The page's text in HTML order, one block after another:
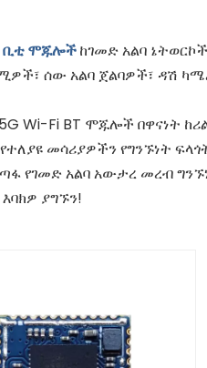
ቢቲ ሞጁሎችከገመድ አልባ
ሰው አልባ ጀልባዎች፣ ዳሽ
5G Wi-Fi BT ሞጁሎች በዋናነት
መሳሪያዎችን የግንኙነት
የገመድ አልባ አውታረ መረብ
ያግኙን!